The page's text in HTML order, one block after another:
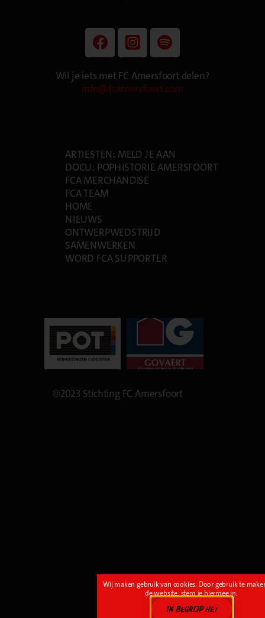
Wil je iets met FC Amersfoort delen?
info@fcamersfoort.com
ARTIESTEN: MELD JE AAN
DOCU: POPHISTORIE AMERSFOORT
FCA MERCHANDISE
FCA TEAM
HOME
NIEUWS
ONTWERPWEDSTRIJD
SAMENWERKEN
WORD FCA SUPPORTER
©2023 Stichting FC Amersfoort
Wij maken gebruik van cookies. Door gebruik te
de website, stem je hiermee in.
IK BEGRIJP HET